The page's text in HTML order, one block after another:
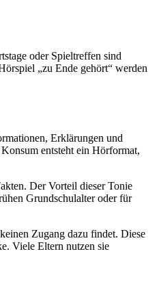
oder Spieltreffen sind
„zu Ende gehört“ werden
Erklärungen und
entsteht ein Hörformat,
Der Vorteil dieser Tonie
Grundschulalter oder für
Zugang dazu findet. Diese
Viele Eltern nutzen sie